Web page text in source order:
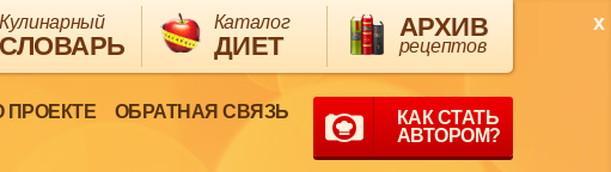
Кулинарный
СЛОВАРЬ
Каталог
ДИЕТ
АРХИВ
рецептов
КАК СТАТЬ
АВТОРОМ?
ОБРАТНАЯ СВЯЗЬ
ПРОЕКТЕ
x